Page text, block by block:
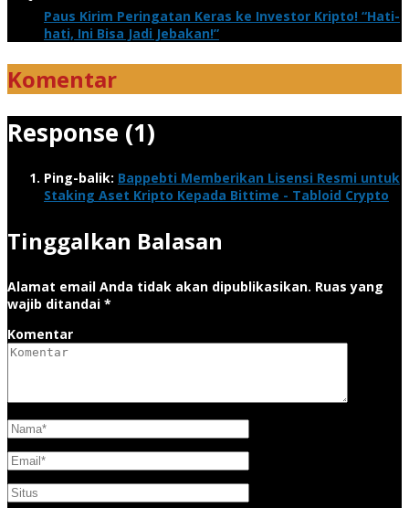
Paus Kirim Peringatan Keras ke Investor Kripto! “Hati-
hati, Ini Bisa Jadi Jebakan!”
Komentar
Response (1)
Ping-balik: Bappebti Memberikan Lisensi Resmi untuk
Staking Aset Kripto Kepada Bittime - Tabloid Crypto
Tinggalkan Balasan
Alamat email Anda tidak akan dipublikasikan. Ruas yang
wajib ditandai *
Komentar